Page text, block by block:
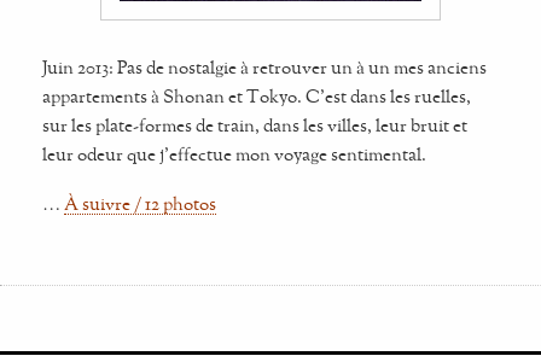
Juin 2013: Pas de nostalgie à retrouver un à un mes anciens
appartements à Shonan et Tokyo. C'est dans les ruelles,
sur les plate-formes de train, dans les villes, leur bruit et
leur odeur que j'effectue mon voyage sentimental.
… À suivre / 12 photos